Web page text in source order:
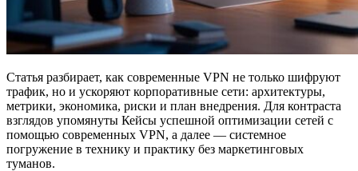
Статья разбирает, как современные VPN не только шифруют
трафик, но и ускоряют корпоративные сети: архитектуры,
метрики, экономика, риски и план внедрения. Для контраста
взглядов упомянуты Кейсы успешной оптимизации сетей с
помощью современных VPN, а далее — системное
погружение в технику и практику без маркетинговых
туманов.